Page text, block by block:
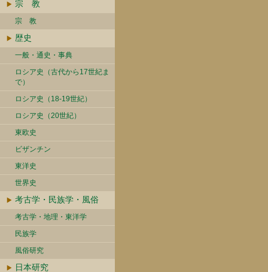
宗 教
宗 教
歴史
一般・通史・事典
ロシア史（古代から17世紀ま
で）
ロシア史（18-19世紀）
ロシア史（20世紀）
東欧史
ビザンチン
東洋史
世界史
考古学・民族学・風俗
考古学・地理・東洋学
民族学
風俗研究
日本研究